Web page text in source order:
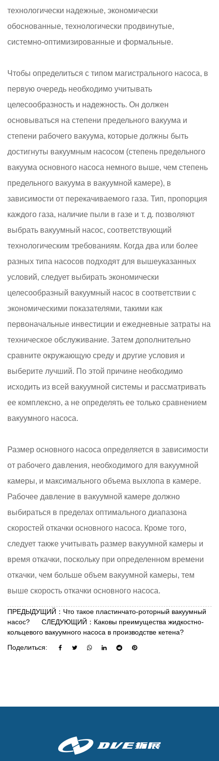
технологически надежные, экономически
обоснованные, технологически продвинутые,
системно-оптимизированные и формальные.
Чтобы определиться с типом магистрального насоса, в
первую очередь необходимо учитывать
целесообразность и надежность. Он должен
основываться на степени предельного вакуума и
степени рабочего вакуума, которые должны быть
достигнуты вакуумным насосом (степень предельного
вакуума основного насоса немного выше, чем степень
предельного вакуума в вакуумной камере), в
зависимости от перекачиваемого газа. Тип, пропорция
каждого газа, наличие пыли в газе и т. д. позволяют
выбрать вакуумный насос, соответствующий
технологическим требованиям. Когда два или более
разных типа насосов подходят для вышеуказанных
условий, следует выбирать экономически
целесообразный вакуумный насос в соответствии с
экономическими показателями, такими как
первоначальные инвестиции и ежедневные затраты на
техническое обслуживание. Затем дополнительно
сравните окружающую среду и другие условия и
выберите лучший. По этой причине необходимо
исходить из всей вакуумной системы и рассматривать
ее комплексно, а не определять ее только сравнением
вакуумного насоса.
Размер основного насоса определяется в зависимости
от рабочего давления, необходимого для вакуумной
камеры, и максимального объема выхлопа в камере.
Рабочее давление в вакуумной камере должно
выбираться в пределах оптимального диапазона
скоростей откачки основного насоса. Кроме того,
следует также учитывать размер вакуумной камеры и
время откачки, поскольку при определенном времени
откачки, чем больше объем вакуумной камеры, тем
выше скорость откачки основного насоса.
ПРЕДЫДУЩИЙ：Что такое пластинчато-роторный вакуумный
насос?
СЛЕДУЮЩИЙ：Каковы преимущества жидкостно-
кольцевого вакуумного насоса в производстве кетена?
Поделиться: